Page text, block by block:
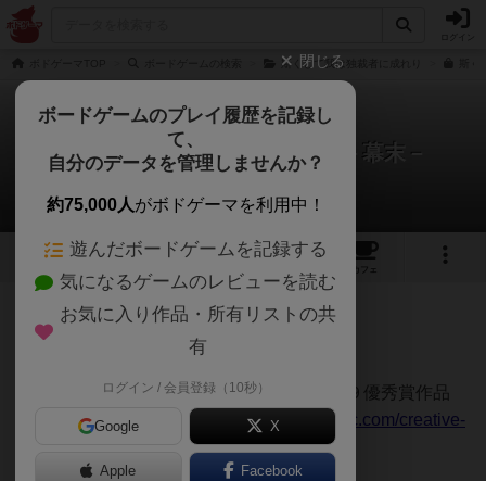
斯くして我は独裁者に成れり
斯くして我は独裁者に成れり－幕末－
てぃーいさんのレビュー
3 8
カフェ
283名 2名 0 6年弱前
このゲームはゲームマーケット大賞２０１９優秀賞作品
斯くして我は独裁者に成れり (https://ahcahc.com/creative-
) の別版にあたります。
閉じる
ボードゲームのプレイ履歴を記録し
て、
自分のデータを管理しませんか？
約75,000人がボドゲーマを利用中！
遊んだボードゲームを記録する
気になるゲームのレビューを読む
お気に入り作品・所有リストの共
有
ログイン / 会員登録（10秒）
Google X
Apple Facebook